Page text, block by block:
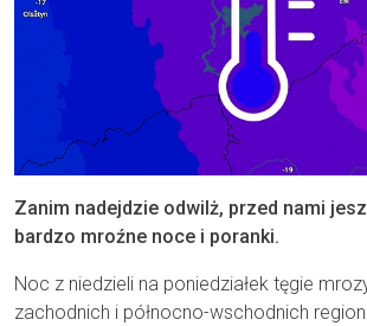
Zanim nadejdzie odwilż, przed nami
bardzo mroźne noce i poranki.
Noc z niedzieli na poniedziałek tęgie
zachodnich i północno-wschodnich